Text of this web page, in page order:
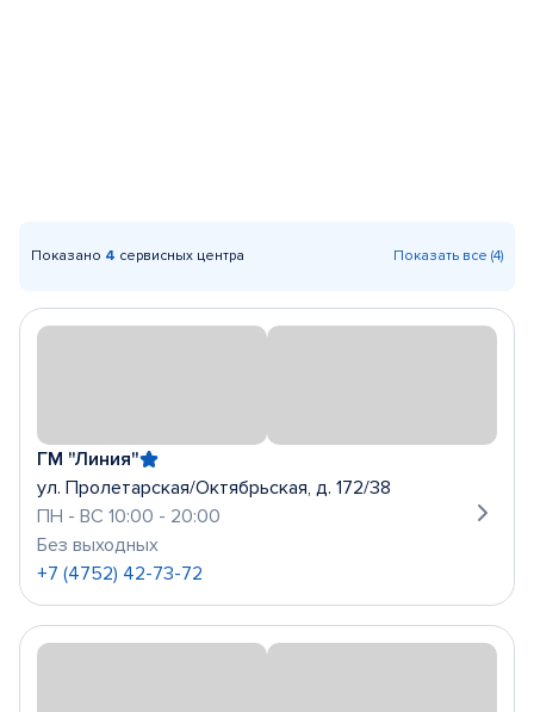
Показано 4 сервисных центра Показать все (4)
ГМ "Линия"
ул. Пролетарская/Октябрьская, д. 172/38
ПН - ВС 10:00 - 20:00
Без выходных
+7 (4752) 42-73-72